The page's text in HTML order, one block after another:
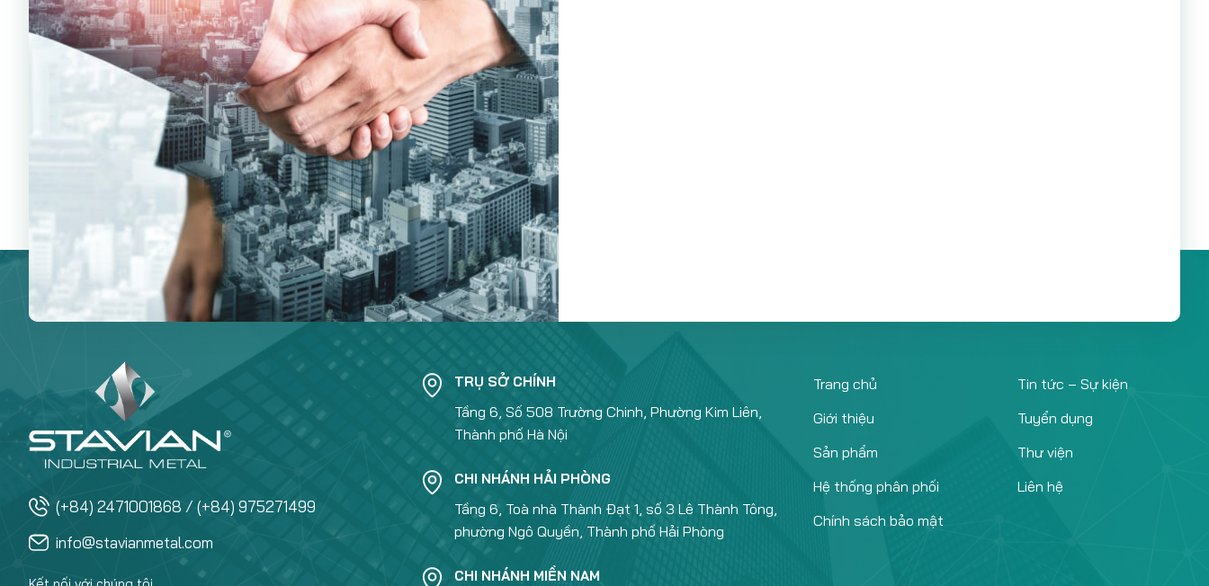
(+84) 2471001868 / (+84) 975271499
info@stavianmetal.com
TRỤ SỞ CHÍNH
Tầng 6, Số 508 Trường Chinh, Phường Kim Liên,
Thành phố Hà Nội
CHI NHÁNH HẢI PHÒNG
Tầng 6, Toà nhà Thành Đạt 1, số 3 Lê Thành Tông,
phường Ngô Quyền, Thành phố Hải Phòng
CHI NHÁNH MIỀN NAM
Trang chủ
Giới thiệu
Sản phẩm
Hệ thống phân phối
Chính sách bảo mật
Tin tức – Sự kiện
Tuyển dụng
Thư viện
Liên hệ